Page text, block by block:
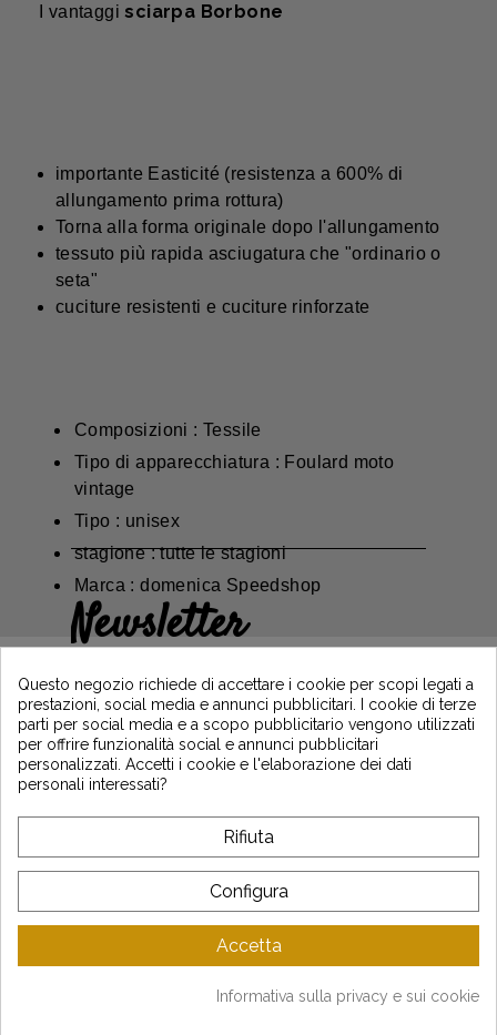
I vantaggisciarpa Borbone
importante Easticité (resistenza a 600% di
allungamento prima rottura)
Torna alla forma originale dopo l'allungamento
tessuto più rapida asciugatura che "ordinario o
seta"
cuciture resistenti e cuciture rinforzate
Composizioni : Tessile
Tipo di apparecchiatura : Foulard moto
vintage
Tipo : unisex
stagione : tutte le stagioni
Marca : domenica Speedshop
Newsletter
iscrivendoti e resta informato sulle ultime
notizie di Vintage Motors
*Dès 99€ d'achat. En vous abonnant à notre newsletter, vous reconnaissez avoir pris
l'acceptez.
A PROPOSITO DI VINTAGE
SERVIZIO CLIENTI
Gestion des données
Plan du site
Questo negozio richiede di accettare i cookie per scopi legati a
prestazioni, social media e annunci pubblicitari. I cookie di terze
parti per social media e a scopo pubblicitario vengono utilizzati
per offrire funzionalità social e annunci pubblicitari
personalizzati. Accetti i cookie e l'elaborazione dei dati
personali interessati?
Rifiuta
Configura
Accetta
Informativa sulla privacy e sui cookie